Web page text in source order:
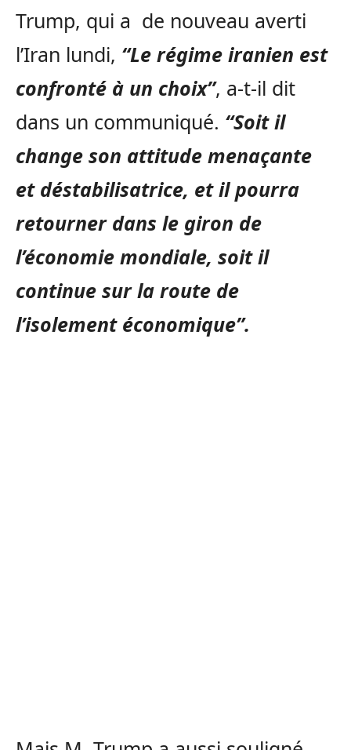
Trump, qui a de nouveau averti
l’Iran lundi, “Le régime iranien est
confronté à un choix”, a-t-il dit
dans un communiqué. “Soit il
change son attitude menaçante
et déstabilisatrice, et il pourra
retourner dans le giron de
l’économie mondiale, soit il
continue sur la route de
l’isolement économique”.